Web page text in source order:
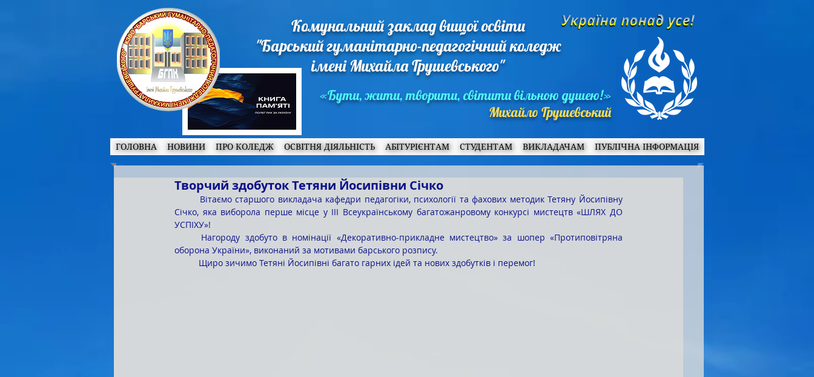
Комунальний заклад вищої освіти
"Барський гуманітарно-педагогічний коледж
імені Михайла Грушевського"
«Бути, жити, творити, світити вільною душею!»
Михайло Грушевський
ГОЛОВНА НОВИНИ ПРО КОЛЕДЖ ОСВІТНЯ ДІЯЛЬНІСТЬ АБІТУРІЄНТАМ СТУДЕНТАМ ВИКЛАДАЧАМ ПУБЛІЧНА ІНФОРМАЦІЯ
Творчий здобуток Тетяни Йосипівни Січко
Січко, яка виборола перше місце у III Всеукраїнському багатожанровому конкурсі мистецтв «ШЛЯХ ДО
УСПІХУ»!
оборона України», виконаний за мотивами барського розпису.
	Щиро зичимо Тетяні Йосипівні багато гарних ідей та нових здобутків і перемог!